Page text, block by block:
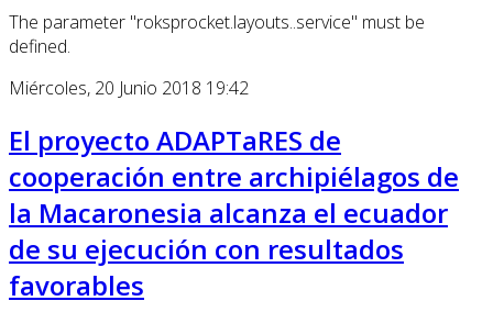
The parameter "roksprocket.layouts..service" must be
defined.
Miércoles, 20 Junio 2018 19:42
El proyecto ADAPTaRES de
cooperación entre archipiélagos de
la Macaronesia alcanza el ecuador
de su ejecución con resultados
favorables